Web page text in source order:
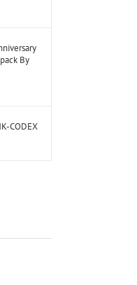
By
CODEX